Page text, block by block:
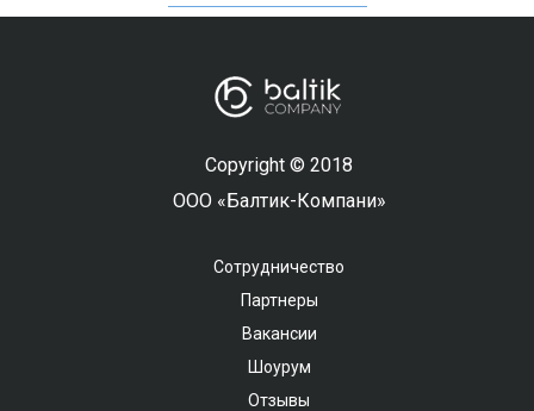
Copyright © 2018
ООО «Балтик-Компани»
Сотрудничество
Партнеры
Вакансии
Шоурум
Отзывы